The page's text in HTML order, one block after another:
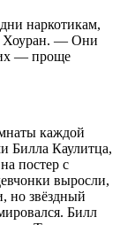
наркотикам,
Хоуран. — Они
— проще
каждой
Билла Каулитца,
постер с
выросли,
но звёздный
Билл